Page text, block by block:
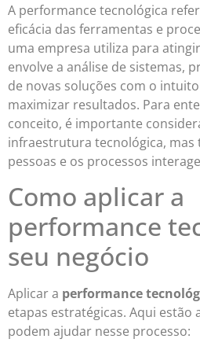
A performance tecnológica
eficácia das ferramentas e
uma empresa utiliza para
envolve a análise de sistemas,
de novas soluções com o
maximizar resultados. Para
conceito, é importante
infraestrutura tecnológica, mas
pessoas e os processos
Como aplicar a
performance
seu negócio
Aplicar a performance
etapas estratégicas. Aqui estão
podem ajudar nesse processo: